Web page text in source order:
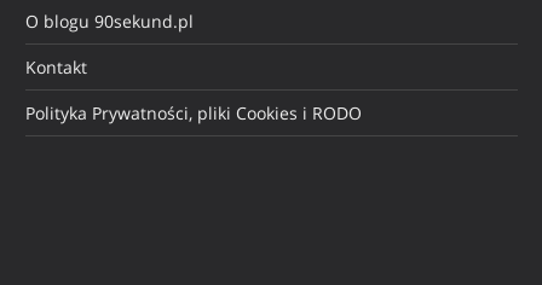
O blogu 90sekund.pl
Kontakt
Polityka Prywatności, pliki Cookies i RODO